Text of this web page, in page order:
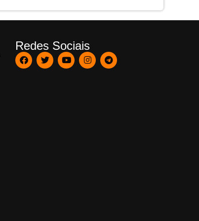
Redes Sociais